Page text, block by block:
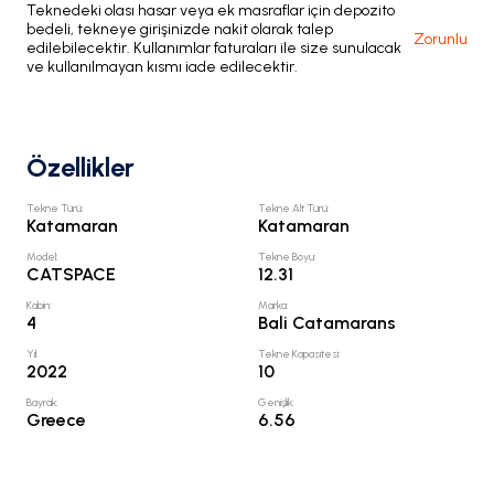
Teknedeki olası hasar veya ek masraflar için depozito
bedeli, tekneye girişinizde nakit olarak talep
edilebilecektir. Kullanımlar faturaları ile size sunulacak
ve kullanılmayan kısmı iade edilecektir.
Zorunlu
Özellikler
Tekne Türü:
Katamaran
Tekne Alt Türü:
Katamaran
Model:
CATSPACE
Tekne Boyu:
12.31
Kabin:
4
Marka:
Bali Catamarans
Yıl:
2022
Tekne Kapasitesi:
10
Bayrak:
Greece
Genişlik:
6.56